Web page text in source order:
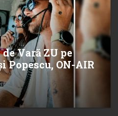
Vară ZU pe
Popescu, ON-AIR